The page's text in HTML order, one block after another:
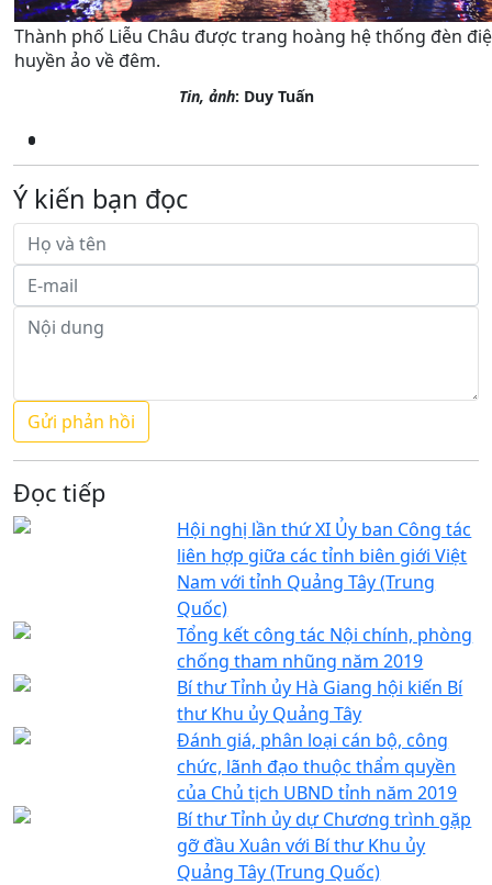
Thành phố Liễu Châu được trang hoàng hệ thống đèn
huyền ảo về đêm.
Tin, ảnh: Duy Tuấn
Ý kiến bạn đọc
Đọc tiếp
Hội nghị lần thứ XI Ủy ban Công tác
liên hợp giữa các tỉnh biên giới Việt
Nam với tỉnh Quảng Tây (Trung
Quốc)
Tổng kết công tác Nội chính, phòng
chống tham nhũng năm 2019
Bí thư Tỉnh ủy Hà Giang hội kiến Bí
thư Khu ủy Quảng Tây
Đánh giá, phân loại cán bộ, công
chức, lãnh đạo thuộc thẩm quyền
của Chủ tịch UBND tỉnh năm 2019
Bí thư Tỉnh ủy dự Chương trình gặp
gỡ đầu Xuân với Bí thư Khu ủy
Quảng Tây (Trung Quốc)